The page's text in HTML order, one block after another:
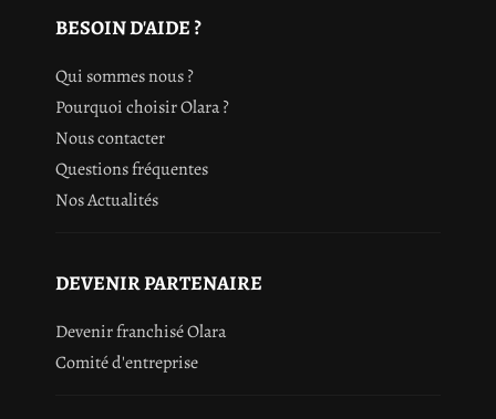
BESOIN D'AIDE ?
Qui sommes nous ?
Pourquoi choisir Olara ?
Nous contacter
Questions fréquentes
Nos Actualités
DEVENIR PARTENAIRE
Devenir franchisé Olara
Comité d'entreprise